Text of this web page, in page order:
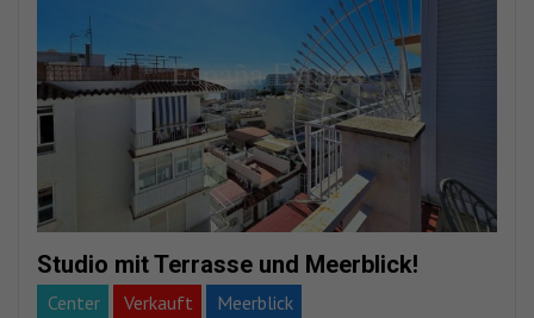
Studio mit Terrasse und Meerblick!
Center Verkauft
Meerblick